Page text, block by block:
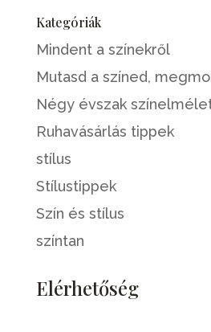
Kategóriák
Mindent a színekről
Mutasd a színed,
Négy évszak
Ruhavásárlás tippek
stílus
Stílustippek
Szín és stílus
színtan
Elérhetőség